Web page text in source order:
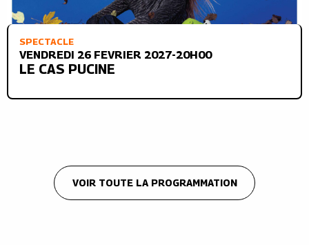
SPECTACLE
VENDREDI 26 FEVRIER 2027-20H00
LE CAS PUCINE
VOIR TOUTE LA PROGRAMMATION